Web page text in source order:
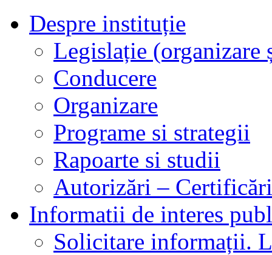
Despre instituție
Legislație
Conducere
Organizare
Programe si strategii
Rapoarte si studii
Autorizări –
Informatii de interes
Solicitare informații.